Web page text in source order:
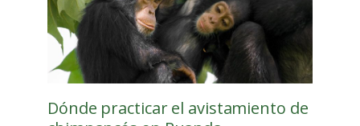
Dónde practicar el avistamiento de